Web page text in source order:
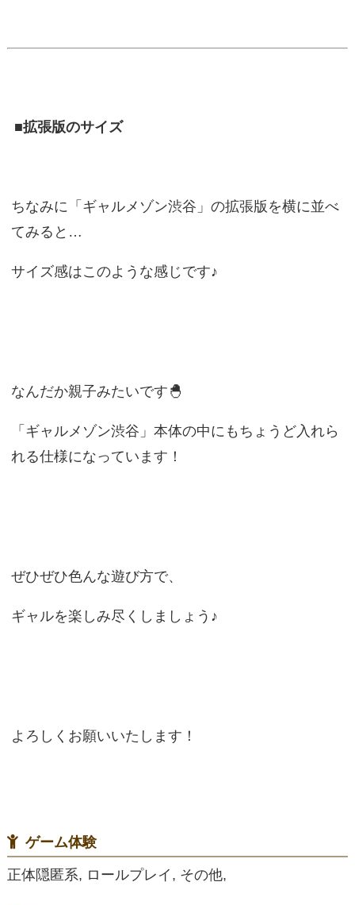
■拡張版のサイズ
ちなみに「ギャルメゾン渋谷」の拡張版を横に並べ
てみると…
サイズ感はこのような感じです♪
なんだか親子みたいです🐣
「ギャルメゾン渋谷」本体の中にもちょうど入れら
れる仕様になっています！
ぜひぜひ色んな遊び方で、
ギャルを楽しみ尽くしましょう♪
よろしくお願いいたします！
ゲーム体験
正体隠匿系, ロールプレイ, その他,